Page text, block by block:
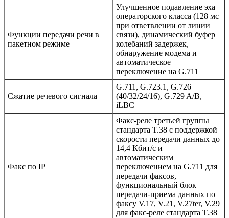
Функции передачи речи в
пакетном режиме
Улучшенное подавление эха
операторского класса (128 мс
при ответвлении от линии
связи), динамический буфер
колебаний задержек,
обнаружение модема и
автоматическое
переключение на G.711
Сжатие речевого сигнала
G.711, G.723.1, G.726
(40/32/24/16), G.729 A/B,
iLBC
Факс по IP
Факс-реле третьей группы
стандарта T.38 с поддержкой
скорости передачи данных до
14,4 Кбит/с и
автоматическим
переключением на G.711 для
передачи факсов,
функциональный блок
передачи-приема данных по
факсу V.17, V.21, V.27ter, V.29
для факс-реле стандарта T.38